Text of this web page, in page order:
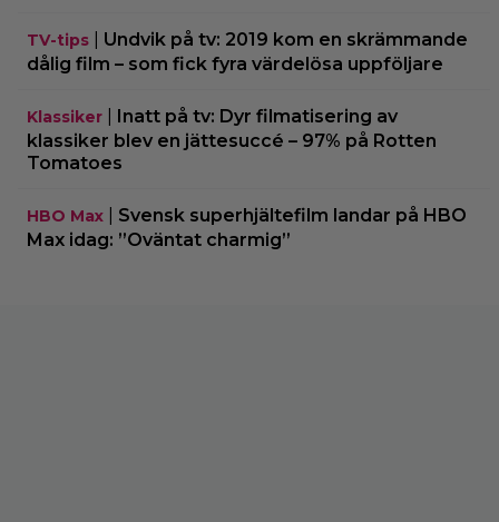
TV-tips
Undvik på tv: 2019 kom en skrämmande
dålig film – som fick fyra värdelösa uppföljare
Klassiker
Inatt på tv: Dyr filmatisering av
klassiker blev en jättesuccé – 97% på Rotten
Tomatoes
HBO Max
Svensk superhjältefilm landar på HBO
Max idag: ”Oväntat charmig”